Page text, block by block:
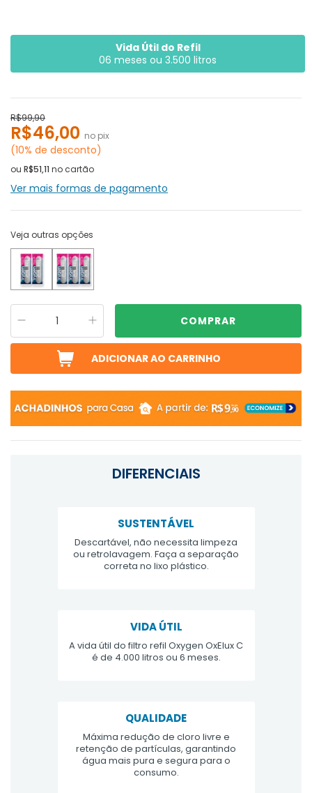
Vida Útil do Refil
06 meses ou 3.500 litros
R$99,90
R$46,00 no pix
(10% de desconto)
ou R$51,11 no cartão
Ver mais formas de pagamento
Veja outras opções
DIFERENCIAIS
SUSTENTÁVEL
Descartável, não necessita limpeza
ou retrolavagem. Faça a separação
correta no lixo plástico.
VIDA ÚTIL
A vida útil do filtro refil Oxygen OxElux C
é de 4.000 litros ou 6 meses.
QUALIDADE
Máxima redução de cloro livre e
retenção de partículas, garantindo
água mais pura e segura para o
consumo.